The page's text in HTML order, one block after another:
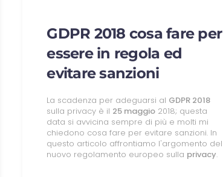
GDPR 2018 cosa fare per
essere in regola ed
evitare sanzioni
La scadenza per adeguarsi al GDPR 2018
sulla privacy è il 25 maggio 2018; questa
data si avvicina sempre di più e molti mi
chiedono cosa fare per evitare sanzioni. In
questo articolo affrontiamo l'argomento del
nuovo regolamento europeo sulla privacy.